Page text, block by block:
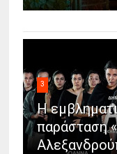
3
Η
παράσταση